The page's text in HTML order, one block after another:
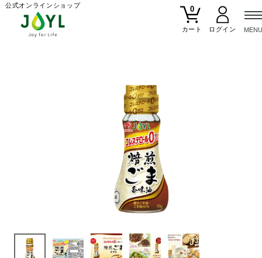
公式オンラインショップ
0
カート